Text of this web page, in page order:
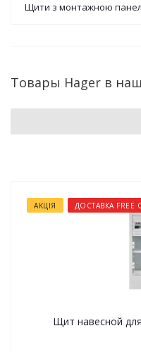
Щити з монтажною
Товары Hager в
АКЦІЯ ДОСТАВКА FREE
Щит навесной